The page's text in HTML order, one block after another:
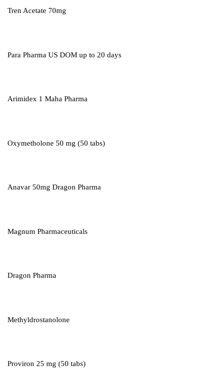
Tren Acetate 70mg
Para Pharma US DOM up to 20 days
Arimidex 1 Maha Pharma
Oxymetholone 50 mg (50 tabs)
Anavar 50mg Dragon Pharma
Magnum Pharmaceuticals
Dragon Pharma
Methyldrostanolone
Proviron 25 mg (50 tabs)